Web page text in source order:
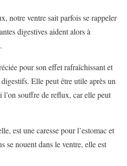
notre ventre sait parfois se rappeler
digestives aident alors à
pour son effet rafraîchissant et
Elle peut être utile après un
l’on souffre de reflux, car elle peut
est une caresse pour l’estomac et
se nouent dans le ventre, elle est